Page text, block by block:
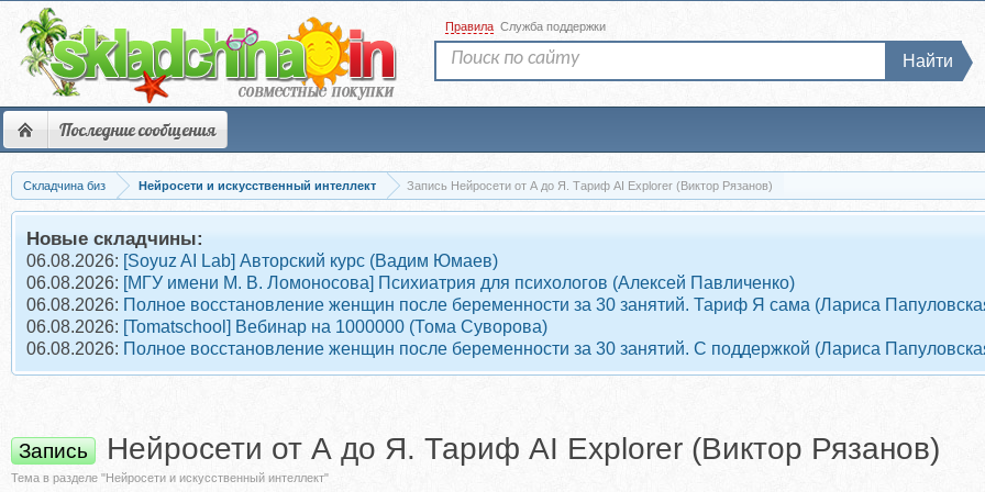
Последние сообщения
Правила Служба поддержки
Найти
Складчина биз Нейросети и искусственный интеллект Запись Нейросети от А до Я. Тариф AI Explorer (Виктор Рязанов)
Новые складчины:
06.08.2026: [Soyuz AI Lab] Авторский курс (Вадим Юмаев)
06.08.2026: [МГУ имени М. В. Ломоносова] Психиатрия для психологов (Алексей Павличенко)
06.08.2026: Полное восстановление женщин после беременности за 30 занятий. Тариф Я сама (Лариса
06.08.2026: [Tomatschool] Вебинар на 1000000 (Тома Суворова)
06.08.2026: Полное восстановление женщин после беременности за 30 занятий. С поддержкой (Лариса
Запись Нейросети от А до Я. Тариф AI Explorer (Виктор Рязанов)
Тема в разделе "Нейросети и искусственный интеллект"